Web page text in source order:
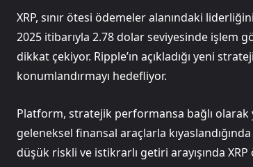
XRP, sınır ötesi ödemeler alanındaki
2025 itibarıyla 2.78 dolar seviyesinde işlem
dikkat çekiyor. Ripple’ın açıkladığı yeni
konumlandırmayı hedefliyor.
Platform, stratejik performansa bağlı olarak
geleneksel finansal araçlarla
düşük riskli ve istikrarlı getiri arayışında